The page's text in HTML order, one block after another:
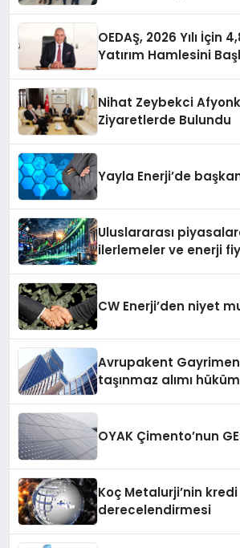
OEDAŞ, 2026 Yılı İçin
Yatırım Hamlesini
Nihat Zeybekci
Ziyaretlerde Bulundu
Yayla Enerji’de
Uluslararası
ilerlemeler ve enerji
CW Enerji’den niyet
Avrupakent
taşınmaz alımı
OYAK Çimento’nun
Koç Metalurji’nin kredi
derecelendirmesi